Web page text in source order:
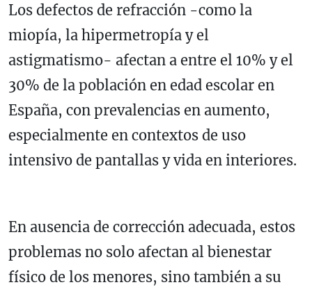
Los defectos de refracción -como la
miopía, la hipermetropía y el
astigmatismo- afectan a entre el 10% y el
30% de la población en edad escolar en
España, con prevalencias en aumento,
especialmente en contextos de uso
intensivo de pantallas y vida en interiores.
En ausencia de corrección adecuada, estos
problemas no solo afectan al bienestar
físico de los menores, sino también a su